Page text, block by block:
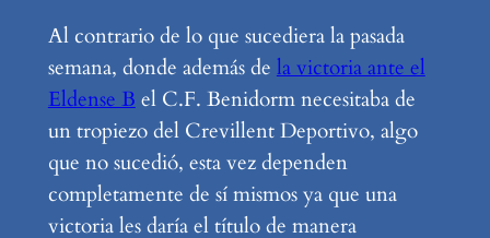
Al contrario de lo que sucediera la pasada
semana, donde además de la victoria ante el
Eldense Bel C.F. Benidorm necesitaba de
un tropiezo del Crevillent Deportivo, algo
que no sucedió, esta vez dependen
completamente de sí mismos ya que una
victoria les daría el título de manera